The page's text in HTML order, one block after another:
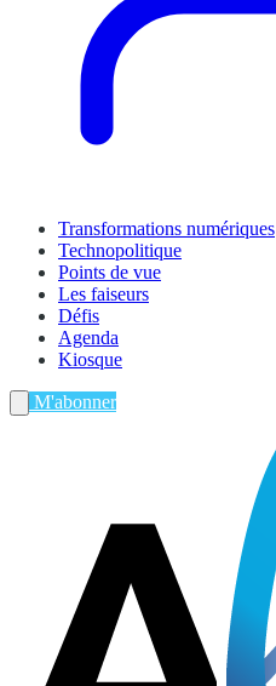
Transformations numériques
Technopolitique
Points de vue
Les faiseurs
Défis
Agenda
Kiosque
M'abonner